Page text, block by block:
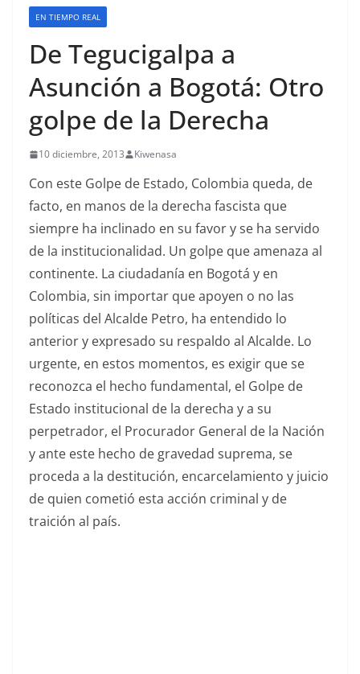
EN TIEMPO REAL
De Tegucigalpa a
Asunción a Bogotá: Otro
golpe de la Derecha
10 diciembre, 2013 Kiwenasa
Con este Golpe de Estado, Colombia queda, de
facto, en manos de la derecha fascista que
siempre ha inclinado en su favor y se ha servido
de la institucionalidad. Un golpe que amenaza al
continente. La ciudadanía en Bogotá y en
Colombia, sin importar que apoyen o no las
políticas del Alcalde Petro, ha entendido lo
anterior y expresado su respaldo al Alcalde. Lo
urgente, en estos momentos, es exigir que se
reconozca el hecho fundamental, el Golpe de
Estado institucional de la derecha y a su
perpetrador, el Procurador General de la Nación
y ante este hecho de gravedad suprema, se
proceda a la destitución, encarcelamiento y juicio
de quien cometió esta acción criminal y de
traición al país.